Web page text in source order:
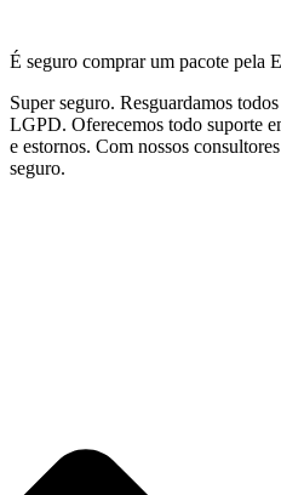
É seguro comprar um pacote pela
Super seguro. Resguardamos
LGPD. Oferecemos todo suporte
e estornos. Com nossos
seguro.